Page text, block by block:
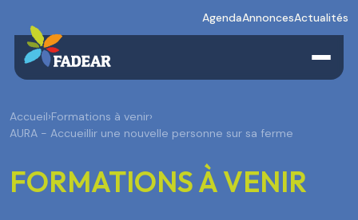
AgendaAnnoncesActualités
Accueil›Formations à venir›
AURA - Accueillir une nouvelle personne sur sa ferme
FORMATIONS À VENIR